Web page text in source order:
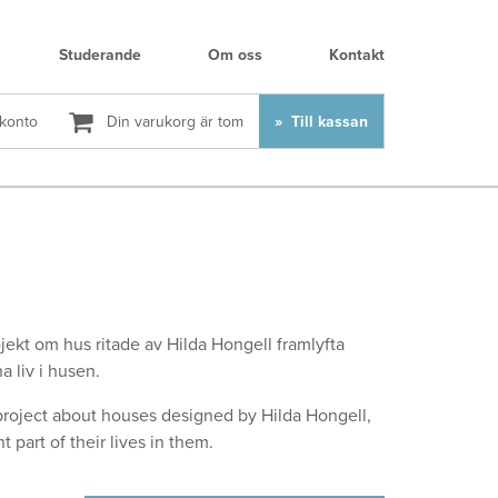
Studerande Om oss Kontakt
Din varukorg är tom Till kassan
om hus ritade av Hilda Hongell framlyfta
liv i husen.
about houses designed by Hilda Hongell,
part of their lives in them.